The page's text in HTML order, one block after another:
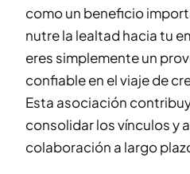
como un beneficio
nutre la lealtad hacia tu
eres simplemente un
confiable en el viaje de
Esta asociación
consolidar los vínculos y
colaboración a largo